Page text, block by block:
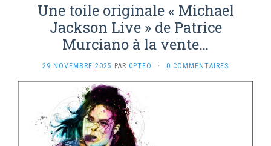
Une toile originale « Michael
Jackson Live » de Patrice
Murciano à la vente…
29 NOVEMBRE 2025 PAR CPTEO · 0 COMMENTAIRES